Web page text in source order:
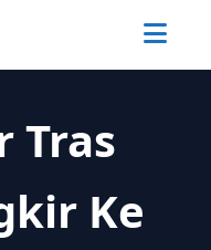
Tras
Ke